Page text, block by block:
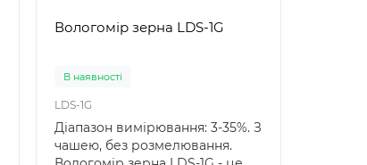
Вологомір зерна LDS-1G
В наявності
LDS-1G
Діапазон вимірювання: 3-35%. З
чашею, без розмелювання.